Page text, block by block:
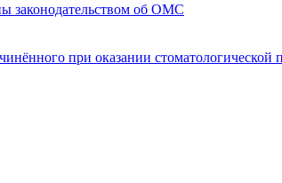
законодательством об ОМС
при оказании стоматологической